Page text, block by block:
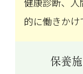
的に働きかけ
保養